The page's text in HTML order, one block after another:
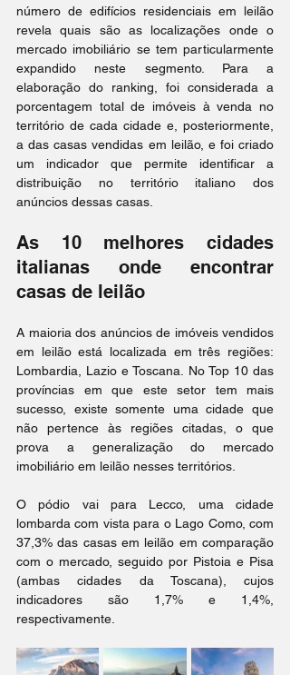
número de edifícios residenciais em leilão
revela quais são as localizações onde o
mercado imobiliário se tem particularmente
expandido neste segmento. Para a
elaboração do ranking, foi considerada a
porcentagem total de imóveis à venda no
território de cada cidade e, posteriormente,
a das casas vendidas em leilão, e foi criado
um indicador que permite identificar a
distribuição no território italiano dos
anúncios dessas casas.
As 10 melhores cidades
italianas onde encontrar
casas de leilão
A maioria dos anúncios de imóveis vendidos
em leilão está localizada em três regiões:
Lombardia, Lazio e Toscana. No Top 10 das
províncias em que este setor tem mais
sucesso, existe somente uma cidade que
não pertence às regiões citadas, o que
prova a generalização do mercado
imobiliário em leilão nesses territórios.
O pódio vai para Lecco, uma cidade
lombarda com vista para o Lago Como, com
37,3% das casas em leilão em comparação
com o mercado, seguido por Pistoia e Pisa
(ambas cidades da Toscana), cujos
indicadores são 1,7% e 1,4%,
respectivamente.